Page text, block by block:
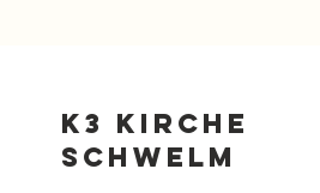
K3 Kirche
Schwelm